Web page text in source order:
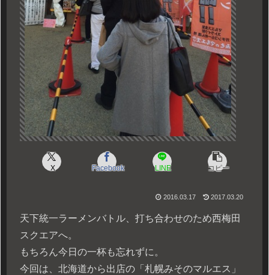
X Facebook LINE コピー
2016.03.17 2017.03.20
天下統一ラーメンバトル、打ち合わせのため西梅田
スクエアへ。
もちろん今日の一杯も忘れずに。
今回は、北海道から出店の「札幌みそのマルエス」